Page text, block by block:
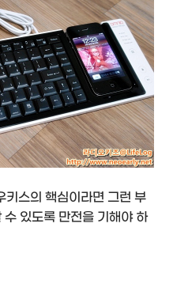
키스의 핵심이라면 그런 부
있도록 만전을 기해야 하